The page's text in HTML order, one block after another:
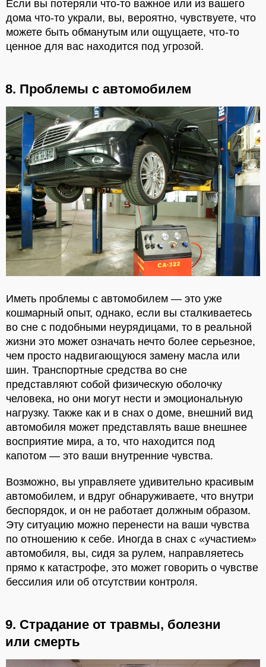
Если вы потеряли что-то важное или из вашего
дома что-то украли, вы, вероятно, чувствуете, что
можете быть обманутым или ощущаете, что-то
ценное для вас находится под угрозой.
8. Проблемы с автомобилем
Иметь проблемы с автомобилем — это уже
кошмарный опыт, однако, если вы сталкиваетесь
во сне с подобными неурядицами, то в реальной
жизни это может означать нечто более серьезное,
чем просто надвигающуюся замену масла или
шин. Транспортные средства во сне
представляют собой физическую оболочку
человека, но они могут нести и эмоциональную
нагрузку. Также как и в снах о доме, внешний вид
автомобиля может представлять ваше внешнее
восприятие мира, а то, что находится под
капотом — это ваши внутренние чувства.
Возможно, вы управляете удивительно красивым
автомобилем, и вдруг обнаруживаете, что внутри
беспорядок, и он не работает должным образом.
Эту ситуацию можно перенести на ваши чувства
по отношению к себе. Иногда в снах с «участием»
автомобиля, вы, сидя за рулем, направляетесь
прямо к катастрофе, это может говорить о чувстве
бессилия или об отсутствии контроля.
9. Страдание от травмы, болезни
или смерть